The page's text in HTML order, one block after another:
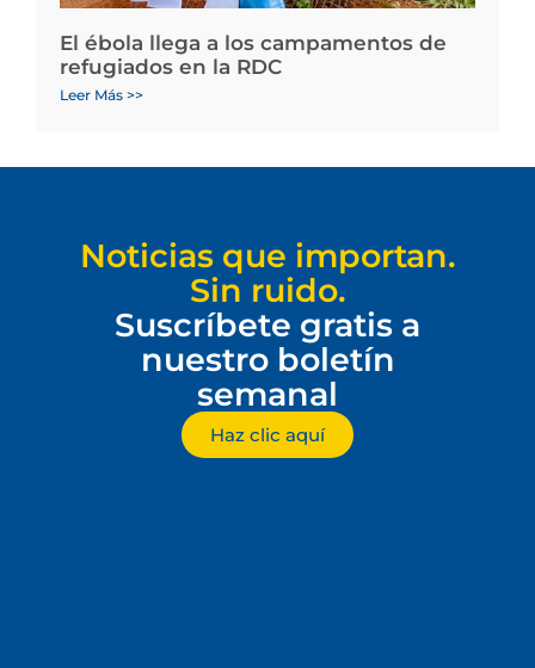
El ébola llega a los campamentos de
refugiados en la RDC
Leer Más >>
Noticias que importan.
Sin ruido.
Suscríbete gratis a
nuestro boletín
semanal
Haz clic aquí